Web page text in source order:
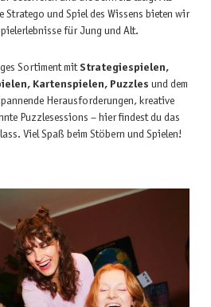
Stratego und Spiel des Wissens bieten wir
für Jung und Alt.
Sortiment mit Strategiespielen,
Kartenspielen, Puzzles und dem
Herausforderungen, kreative
Puzzlesessions – hier findest du das
Viel Spaß beim Stöbern und Spielen!